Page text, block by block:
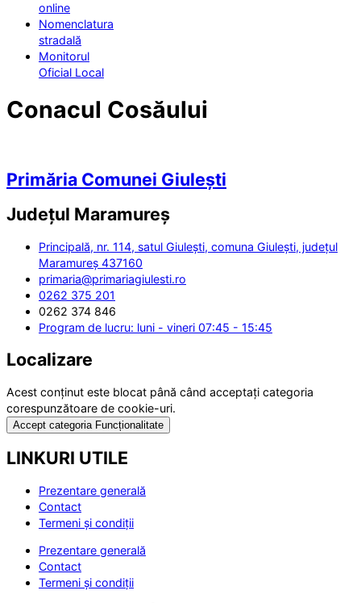
online
Nomenclatura
stradală
Monitorul
Oficial Local
Conacul Cosăului
Primăria Comunei Giulești
Județul Maramureș
Principală, nr. 114, satul Giulești, comuna Giulești, județul
Maramureș 437160
primaria@primariagiulesti.ro
0262 375 201
0262 374 846
Program de lucru: luni - vineri 07:45 - 15:45
Localizare
Acest conținut este blocat până când acceptați categoria
corespunzătoare de cookie-uri.
Accept categoria Funcționalitate
LINKURI UTILE
Prezentare generală
Contact
Termeni și condiții
Prezentare generală
Contact
Termeni și condiții